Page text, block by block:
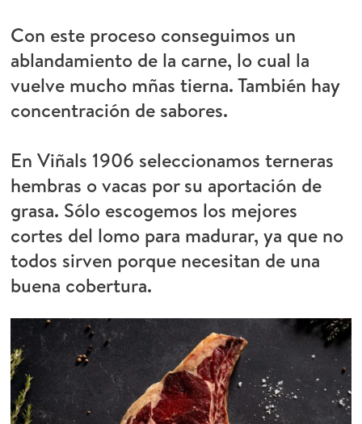
Con este proceso conseguimos un
ablandamiento de la carne, lo cual la
vuelve mucho mñas tierna. También hay
concentración de sabores.
En Viñals 1906 seleccionamos terneras
hembras o vacas por su aportación de
grasa. Sólo escogemos los mejores
cortes del lomo para madurar, ya que no
todos sirven porque necesitan de una
buena cobertura.